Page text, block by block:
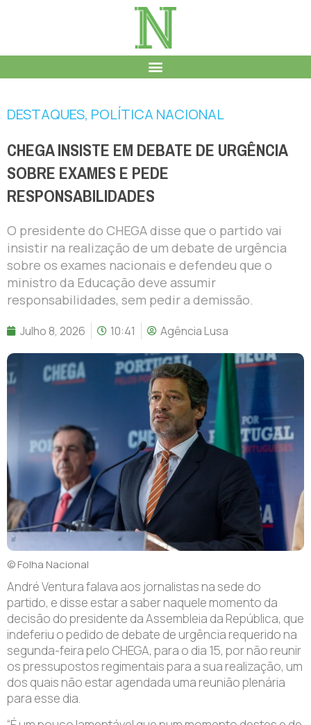
DESTAQUES, POLÍTICA NACIONAL
CHEGA INSISTE EM DEBATE DE URGÊNCIA
SOBRE EXAMES E PEDE
RESPONSABILIDADES
O presidente do CHEGA disse que o partido vai
insistir na realização de um debate de urgência
sobre os exames nacionais e defendeu que o
ministro da Educação deve assumir
responsabilidades, sem pedir a demissão.
Julho 8, 2026 10:41 Agência Lusa
© Folha Nacional
André Ventura falava aos jornalistas na sede do
partido, e disse estar a saber naquele momento da
decisão do presidente da Assembleia da República, que
indeferiu o pedido de debate de urgência requerido na
segunda-feira pelo CHEGA, para o dia 15, por não reunir
os pressupostos regimentais para a sua realização, um
dos quais não estar agendada uma reunião plenária
para esse dia.